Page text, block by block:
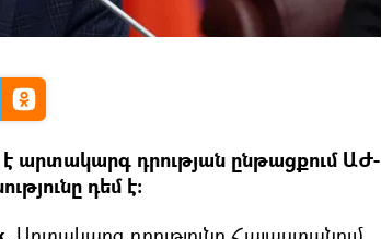
է արտակարգ դրության ընթացքում ԱԺ-
դեմ է։